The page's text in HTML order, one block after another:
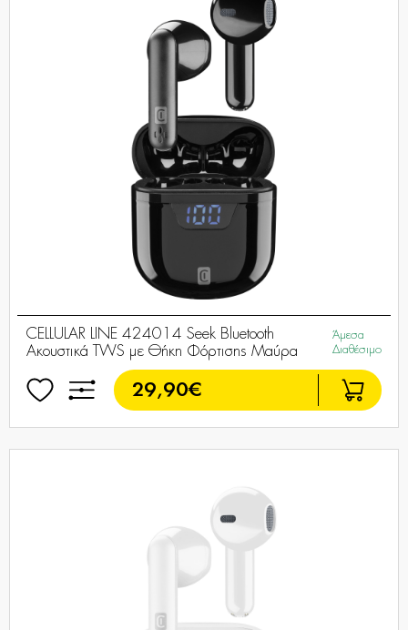
CELLULAR LINE 424014 Seek Bluetooth
Ακουστικά TWS με Θήκη Φόρτισης Μαύρα
Άμεσα
Διαθέσιμο
29,90€